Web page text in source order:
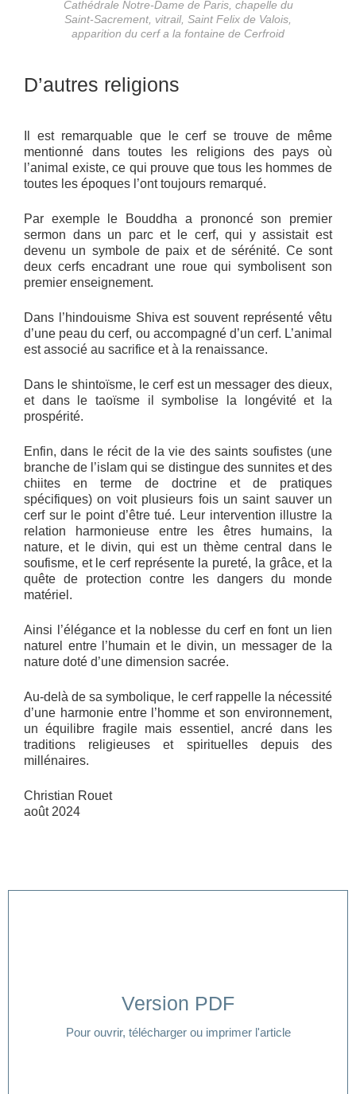
Cathédrale Notre-Dame de Paris, chapelle du
Saint-Sacrement, vitrail, Saint Felix de Valois,
apparition du cerf a la fontaine de Cerfroid
D’autres religions
Il est remarquable que le cerf se trouve de même
mentionné dans toutes les religions des pays où
l’animal existe, ce qui prouve que tous les hommes de
toutes les époques l’ont toujours remarqué.
Par exemple le Bouddha a prononcé son premier
sermon dans un parc et le cerf, qui y assistait est
devenu un symbole de paix et de sérénité. Ce sont
deux cerfs encadrant une roue qui symbolisent son
premier enseignement.
Dans l’hindouisme Shiva est souvent représenté vêtu
d’une peau du cerf, ou accompagné d’un cerf. L’animal
est associé au sacrifice et à la renaissance.
Dans le shintoïsme, le cerf est un messager des dieux,
et dans le taoïsme il symbolise la longévité et la
prospérité.
Enfin, dans le récit de la vie des saints soufistes (une
branche de l’islam qui se distingue des sunnites et des
chiites en terme de doctrine et de pratiques
spécifiques) on voit plusieurs fois un saint sauver un
cerf sur le point d’être tué. Leur intervention illustre la
relation harmonieuse entre les êtres humains, la
nature, et le divin, qui est un thème central dans le
soufisme, et le cerf représente la pureté, la grâce, et la
quête de protection contre les dangers du monde
matériel.
Ainsi l’élégance et la noblesse du cerf en font un lien
naturel entre l’humain et le divin, un messager de la
nature doté d’une dimension sacrée.
Au-delà de sa symbolique, le cerf rappelle la nécessité
d’une harmonie entre l’homme et son environnement,
un équilibre fragile mais essentiel, ancré dans les
traditions religieuses et spirituelles depuis des
millénaires.
Christian Rouet
août 2024
Version PDF
Pour ouvrir, télécharger ou imprimer l'article
Cliquer ici